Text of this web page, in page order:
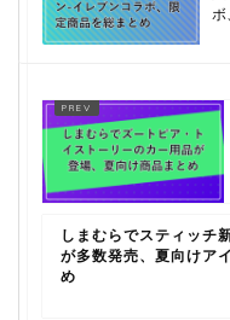
ボ
しまむらでスティッチ
が多数発売、夏向けア
め